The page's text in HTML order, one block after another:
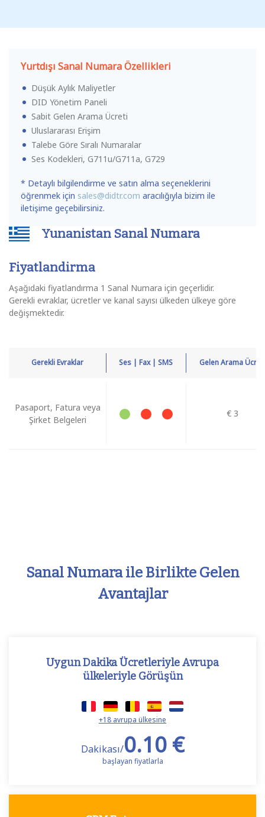
Yurtdışı Sanal Numara Özellikleri
Düşük Aylık Maliyetler
DID Yönetim Paneli
Sabit Gelen Arama Ücreti
Uluslararası Erişim
Talebe Göre Sıralı Numaralar
Ses Kodekleri, G711u/G711a, G729
* Detaylı bilgilendirme ve satın alma seçeneklerini
öğrenmek için sales@didtr.com aracılığıyla bizim ile
iletişime geçebilirsiniz.
Yunanistan Sanal Numara
Fiyatlandirma
Aşağıdaki fiyatlandırma 1 Sanal Numara için geçerlidir.
Gerekli evraklar, ücretler ve kanal sayısı ülkeden ülkeye göre
değişmektedir.
Gerekli Evraklar Ses | Fax | SMS Gelen Arama Ücreti
Pasaport, Fatura veya
Şirket Belgeleri
€ 3
Sanal Numara ile Birlikte Gelen
Avantajlar
Uygun Dakika Ücretleriyle Avrupa
ülkeleriyle Görüşün
+18 avrupa ülkesine
Dakikası/0.10 €
başlayan fiyatlarla